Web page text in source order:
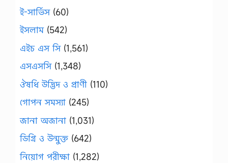
ই-সার্ভিস(60)
ইসলাম(542)
এইচ এস সি(1,561)
এসএসসি(1,348)
ঔষধি উদ্ভিদ ও প্রাণী (110)
গোপন সমস্যা (245)
জানা অজানা (1,031)
ডিগ্রি ও উন্মুক্ত (642)
নিয়োগ পরীক্ষা (1,282)